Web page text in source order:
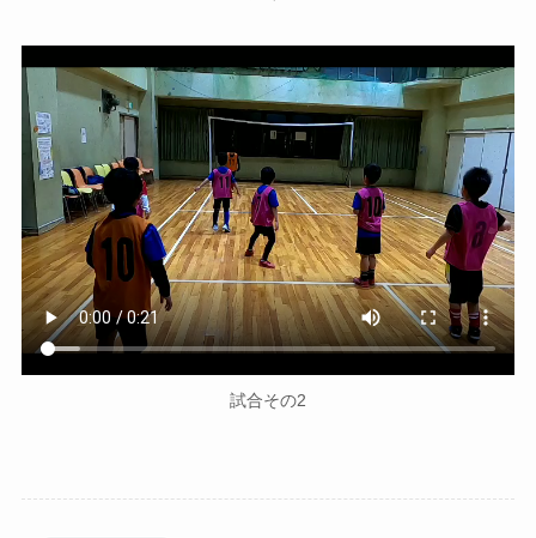
試合その2